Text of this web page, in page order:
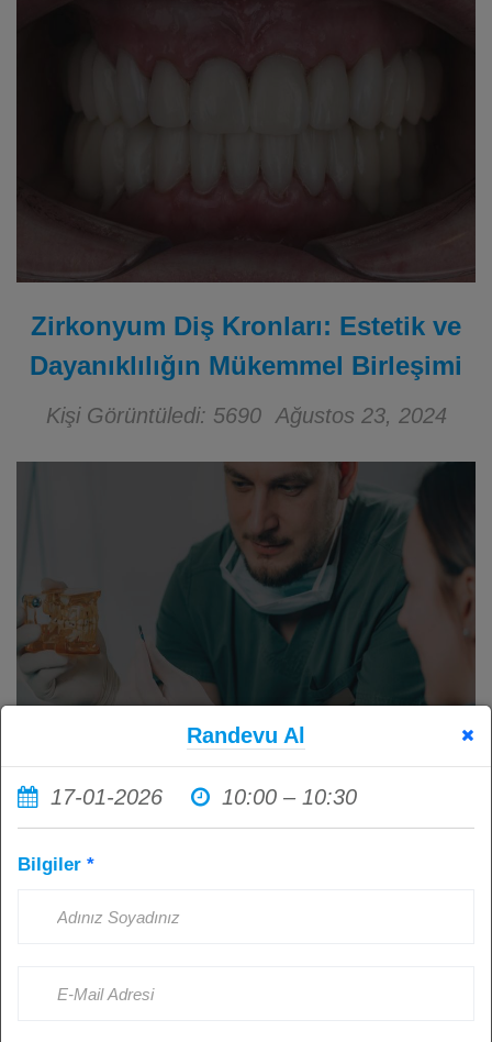
Zirkonyum Diş Kronları: Estetik ve
Dayanıklılığın Mükemmel Birleşimi
Kişi Görüntüledi: 5690 Ağustos 23, 2024
İmplant Tedavisi Sonrası Ağız
Hijyenine Dikkat Etmemenin
Sonuçları: Sağlıklı İmplantlar İçin
Kişi Görüntüledi: 4486
Randevu Al
17-01-2026 10:00 – 10:30
Bilgiler *